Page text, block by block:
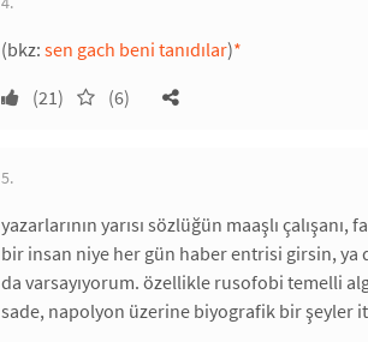
(bkz: sen gach beni tanıdılar)*
(21)
(6)
5.
yazarlarının yarısı sözlüğün maaşlı
bir insan niye her gün haber entrisi girsin, ya
da varsayıyorum. özellikle rusofobi temelli
sade, napolyon üzerine biyografik bir şeyler